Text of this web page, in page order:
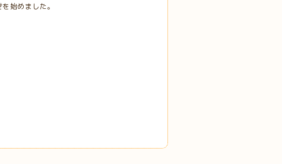
始めました。